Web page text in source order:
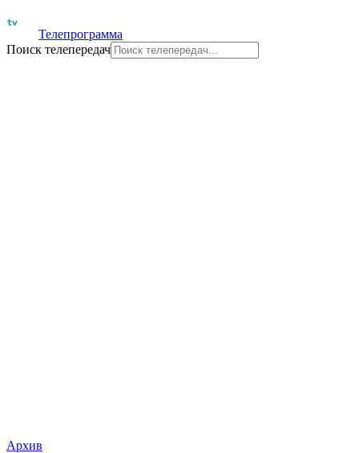
Телепрограмма
Поиск телепередач
Архив